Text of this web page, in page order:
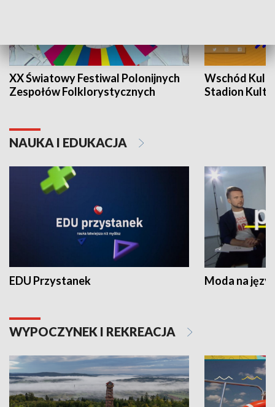
XX Światowy Festiwal Polonijnych
Zespołów Folklorystycznych
Wschód
Stadion
NAUKA I EDUKACJA
EDU Przystanek Moda na
WYPOCZYNEK I REKREACJA